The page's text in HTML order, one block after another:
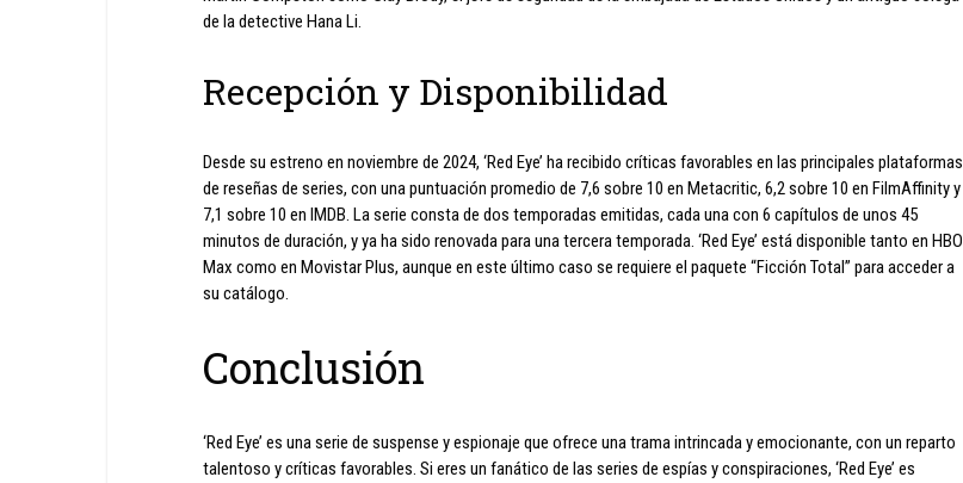
de la detective Hana Li.
Recepción y Disponibilidad
Desde su estreno en noviembre de 2024, ‘Red Eye’ ha recibido críticas favorables en las principales plataformas
de reseñas de series, con una puntuación promedio de 7,6 sobre 10 en Metacritic, 6,2 sobre 10 en FilmAffinity y
7,1 sobre 10 en IMDB. La serie consta de dos temporadas emitidas, cada una con 6 capítulos de unos 45
minutos de duración, y ya ha sido renovada para una tercera temporada. ‘Red Eye’ está disponible tanto en HBO
Max como en Movistar Plus, aunque en este último caso se requiere el paquete “Ficción Total” para acceder a
su catálogo.
Conclusión
‘Red Eye’ es una serie de suspense y espionaje que ofrece una trama intrincada y emocionante, con un reparto
talentoso y críticas favorables. Si eres un fanático de las series de espías y conspiraciones, ‘Red Eye’ es